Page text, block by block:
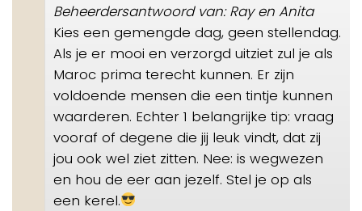
Beheerdersantwoord van: Ray en Anita
Kies een gemengde dag, geen stellendag.
Als je er mooi en verzorgd uitziet zul je als
Maroc prima terecht kunnen. Er zijn
voldoende mensen die een tintje kunnen
waarderen. Echter 1 belangrijke tip: vraag
vooraf of degene die jij leuk vindt, dat zij
jou ook wel ziet zitten. Nee: is wegwezen
en hou de eer aan jezelf. Stel je op als
een kerel.